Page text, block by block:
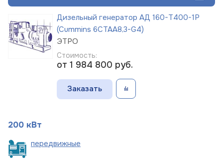
Дизельный генератор АД 160-Т400-1Р
(Cummins 6CTAА8,3-G4)
ЭТРО
Стоимость:
от 1 984 800 руб.
Заказать
200 кВт
передвижные